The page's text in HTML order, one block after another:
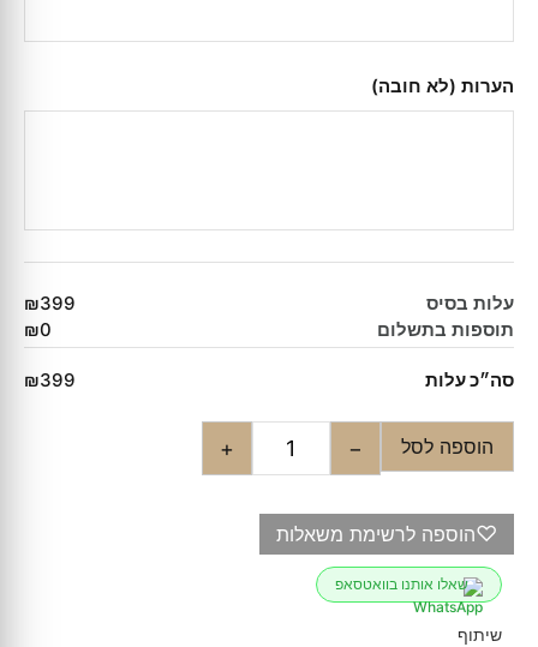
הערות (לא חובה)
עלות בסיס
₪399
תוספות בתשלום
₪0
סה״כ עלות ₪399
−
+ הוספה לסל
♡הוספה לרשימת משאלות
שאלו אותנו בוואטסאפ
שיתוף